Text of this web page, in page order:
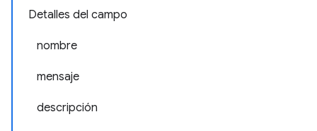
Detalles del campo
nombre
mensaje
descripción